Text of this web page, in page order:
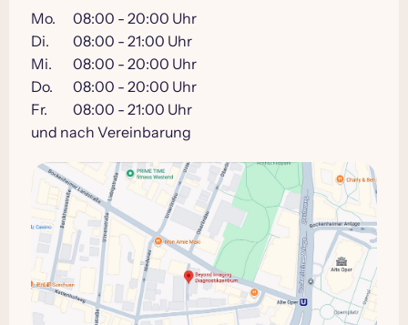
Mo.
08:00 - 20:00 Uhr
Di.
08:00 - 21:00 Uhr
Mi.
08:00 - 20:00 Uhr
Do.
08:00 - 20:00 Uhr
Fr.
08:00 - 21:00 Uhr
und nach Vereinbarung